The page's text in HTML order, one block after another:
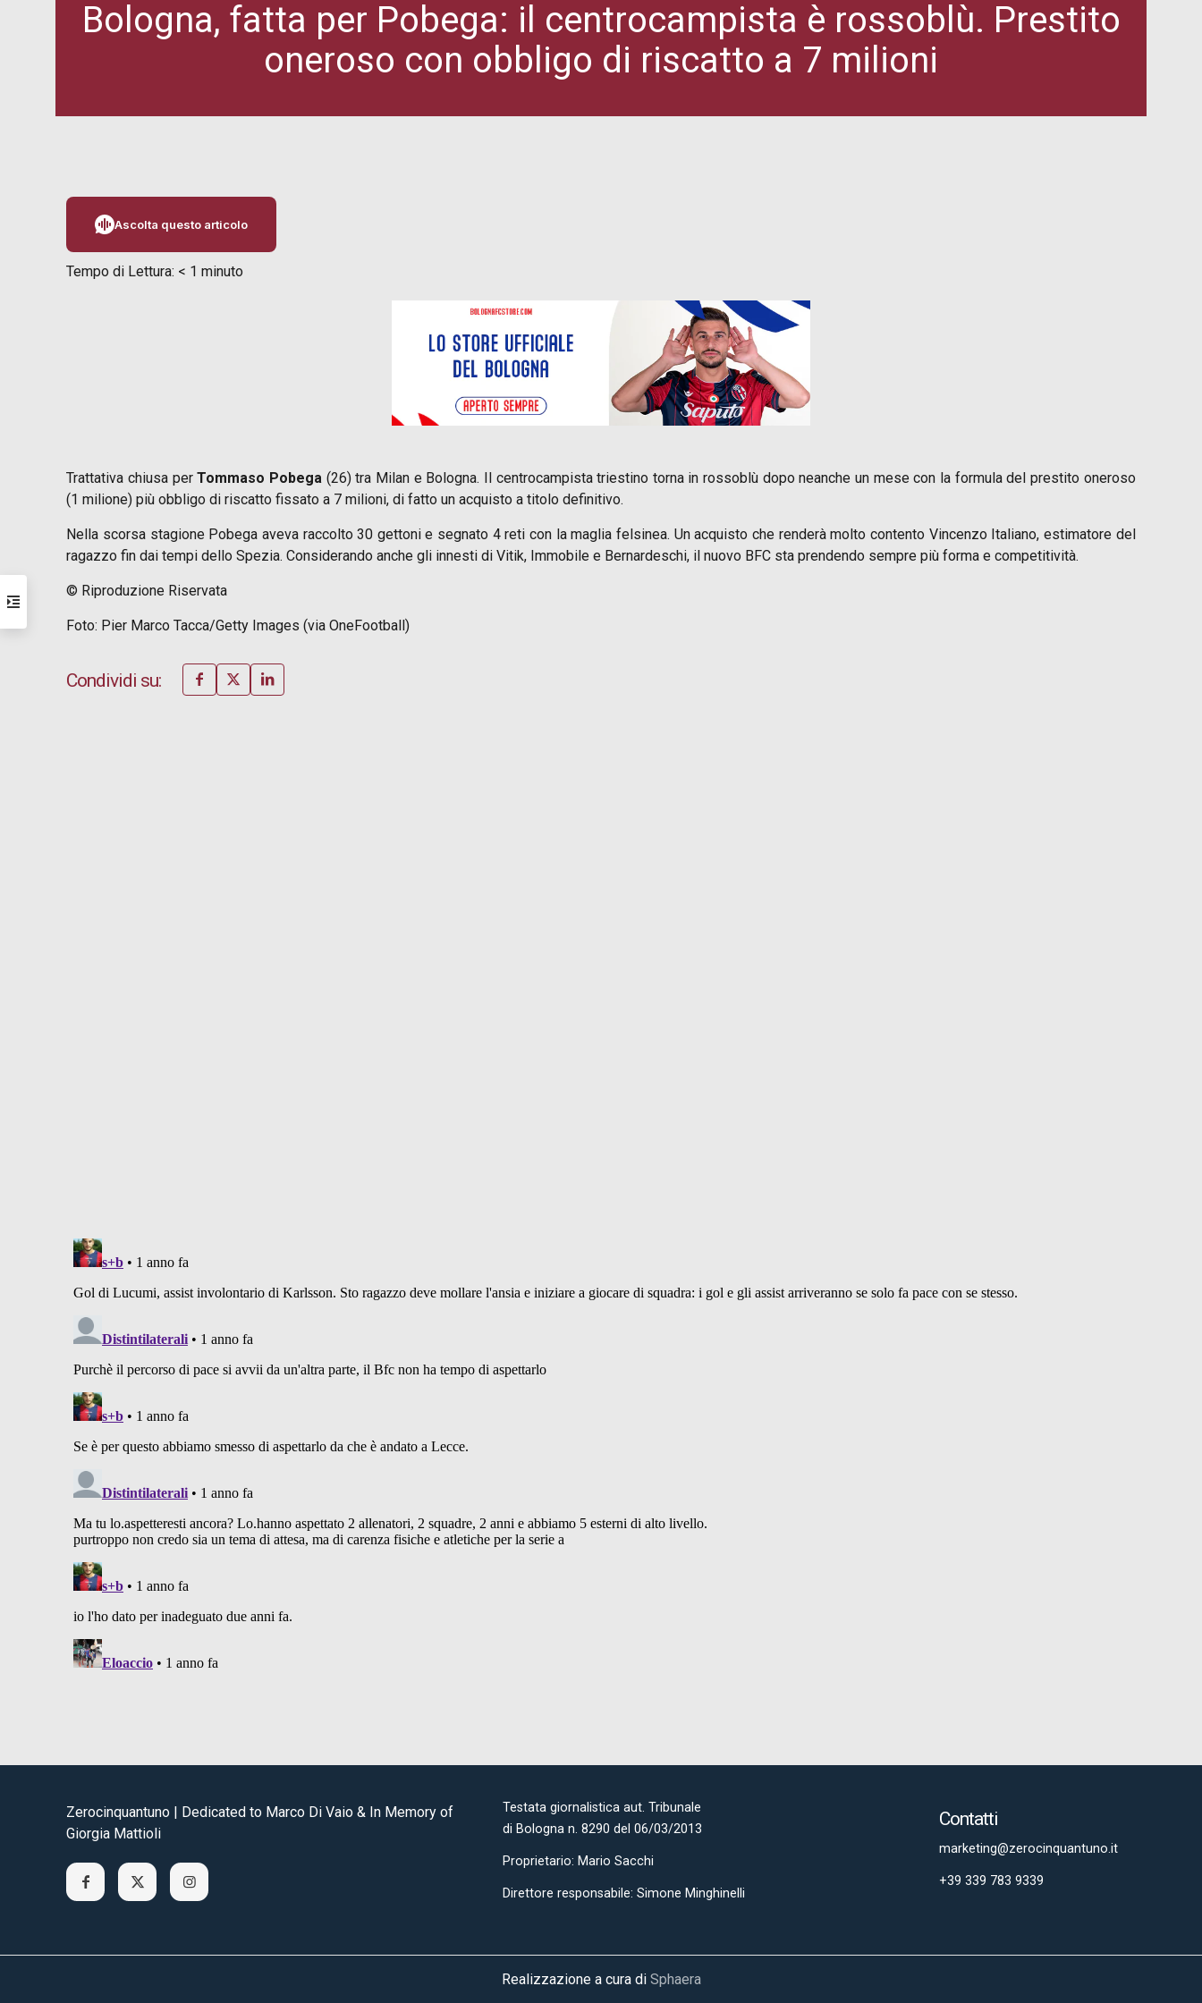
Bologna, fatta per Pobega: il centrocampista è rossoblù. Prestito
oneroso con obbligo di riscatto a 7 milioni
Ascolta questo articolo
Tempo di Lettura: < 1 minuto
Trattativa chiusa perTommaso Pobega(26) tra Milan e Bologna. Il centrocampista triestino torna in rossoblù dopo neanche un mese con la formula del prestito oneroso
(1 milione) più obbligo di riscatto fissato a 7 milioni, di fatto un acquisto a titolo definitivo.
Nella scorsa stagione Pobega aveva raccolto 30 gettoni e segnato 4 reti con la maglia felsinea. Un acquisto che renderà molto contento Vincenzo Italiano, estimatore del
ragazzo fin dai tempi dello Spezia. Considerando anche gli innesti di Vitik, Immobile e Bernardeschi, il nuovo BFC sta prendendo sempre più forma e competitività.
© Riproduzione Riservata
Foto: Pier Marco Tacca/Getty Images (via OneFootball)
Condividi su:
Zerocinquantuno | Dedicated to Marco Di Vaio & In Memory of
Giorgia Mattioli
Testata giornalistica aut. Tribunale
di Bologna n. 8290 del 06/03/2013
Proprietario: Mario Sacchi
Direttore responsabile: Simone Minghinelli
Contatti
marketing@zerocinquantuno.it
+39 339 783 9339
Realizzazione a cura di Sphaera